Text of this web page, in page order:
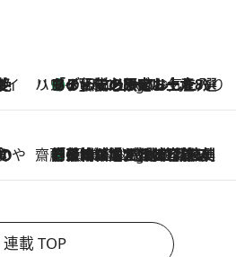
イ ハワイ賢者 リサのお気に入りリスト3 Hours Ago
あの伝説の限定トートも！ リニューアルした「ディーン＆デルーカ ハワイ」で必須のお土産8選
齋藤 薫 美容脳ルネサンス
3 Hours Ago
「荷物が増えるほど旅ストレスは増す」美容ジャーナリストがたどり着いた最終結論。“化粧品を劇的に減らす”感動の凝縮美容とは
連載 TOP